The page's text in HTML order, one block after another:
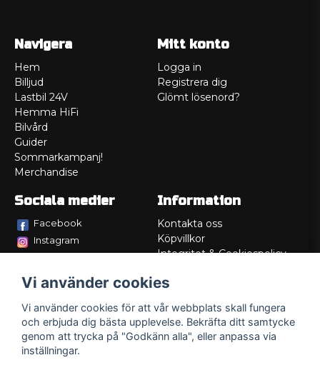
Navigera
Hem
Billjud
Lastbil 24V
Hemma HiFi
Bilvård
Guider
Sommarkampanj!
Merchandise
Mitt konto
Logga in
Registrera dig
Glömt lösenord?
Sociala medier
Facebook
Instagram
Information
Kontakta oss
Köpvillkor
Integritet & Cookiespolicy
Service/Garanti
Lådritning
Om oss
Vi använder cookies
Vi använder cookies för att vår webbplats skall fungera
och erbjuda dig bästa upplevelse. Bekräfta ditt samtycke
genom att trycka på "Godkänn alla", eller anpassa via
inställningar.